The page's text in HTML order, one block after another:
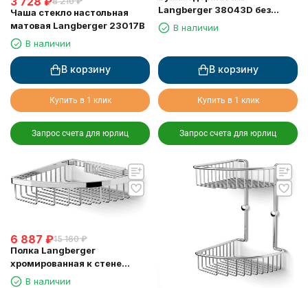
Чаша стекло настольная
матовая Langberger 23017B
В наличии
В корзину
Купить в 1 клик
Запрос счета для юрлиц
Langberger 38043D без
крышки хром с полкой с
резиновым покрытием anti-
В наличии
В корзину
Купить в 1 клик
Запрос счета для юрлиц
6 887 ₽15 160 ₽
Полка Langberger
хромированная к стене
одноэтажная 72560
В наличии